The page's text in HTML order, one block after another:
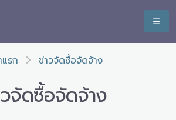
รก ข่าวจัดซื้อจัดจ้าง
จัดซื้อจัดจ้าง